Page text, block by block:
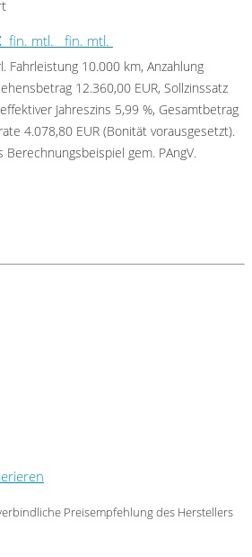
fin. mtl. fin. mtl.
Fahrleistung 10.000 km, Anzahlung
12.360,00 EUR, Sollzinssatz
Jahreszins 5,99 %, Gesamtbetrag
4.078,80 EUR (Bonität vorausgesetzt).
gem. PAngV.
Preisempfehlung des Herstellers